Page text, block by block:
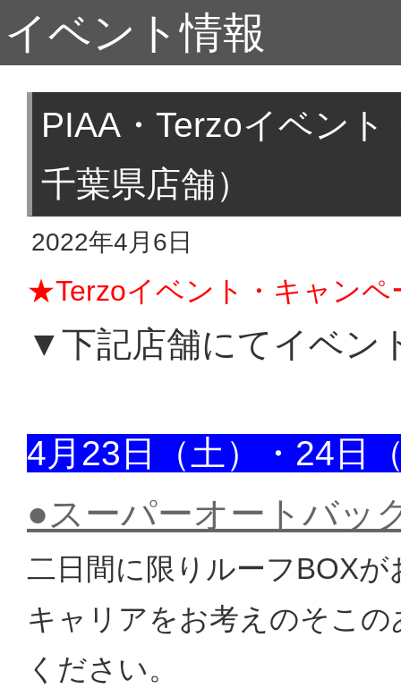
イベント情報
PIAA・Terzoイベン
千葉県店舗）
2022年4月6日
★Terzoイベント・キャンペ
▼下記店舗にてイベン
4月23日（土）・24日
●スーパーオートバッ
二日間に限りルーフBOX
キャリアをお考えのそこ
ください。